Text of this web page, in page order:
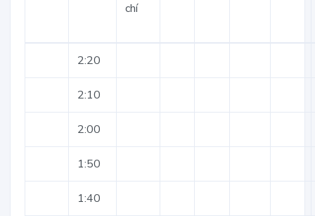
chí
2:20
2:10
2:00
1:50
1:40